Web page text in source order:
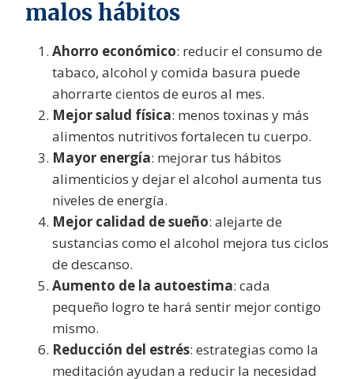
malos hábitos
Ahorro económico: reducir el consumo de
tabaco, alcohol y comida basura puede
ahorrarte cientos de euros al mes.
Mejor salud física: menos toxinas y más
alimentos nutritivos fortalecen tu cuerpo.
Mayor energía: mejorar tus hábitos
alimenticios y dejar el alcohol aumenta tus
niveles de energía.
Mejor calidad de sueño: alejarte de
sustancias como el alcohol mejora tus ciclos
de descanso.
Aumento de la autoestima: cada
pequeño logro te hará sentir mejor contigo
mismo.
Reducción del estrés: estrategias como la
meditación ayudan a reducir la necesidad